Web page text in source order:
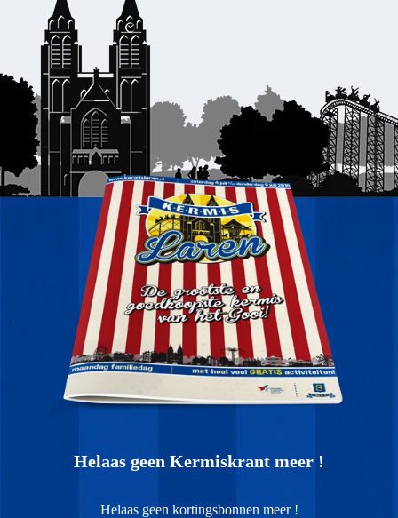
Helaas geen Kermiskrant meer !
Helaas geen kortingsbonnen meer !